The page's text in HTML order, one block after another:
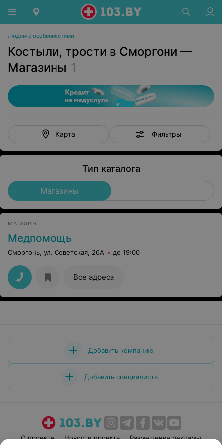
Людям с особенностями
Костыли, трости в Сморгони —
Магазины 1
Карта Фильтры
Тип каталога
Магазины
МАГАЗИН
Медпомощь
Сморгонь, ул. Советская, 26А до 19:00
Все адреса
Добавить компанию
Добавить специалиста
О проекте Новости проекта Размещение рекламы